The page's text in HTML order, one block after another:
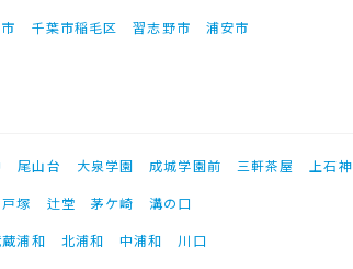
千葉市稲毛区 習志野市 浦安市
尾山台 大泉学園 成城学園前 三軒茶屋 上石
戸塚 辻堂 茅ケ崎
溝の口
蔵浦和 北浦和 中浦和
川口